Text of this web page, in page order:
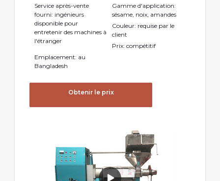
Service après-vente
fourni: ingénieurs
disponible pour
entretenir des machines à
l'étranger
Gamme d'application:
sésame, noix, amandes
Couleur: requise par le
client
Prix: compétitif
Emplacement: au
Bangladesh
Obtenir le prix